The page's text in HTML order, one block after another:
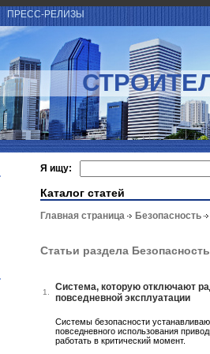
ПРЕСС-РЕЛИЗЫ
Я ищу:
Каталог статей
Главная страница Безопасность
Статьи раздела Безопасность
1.
Система, которую отключают
повседневной эксплуатации
Системы безопасности
повседневного использования
работать в критический момент.